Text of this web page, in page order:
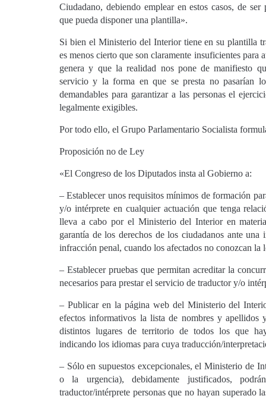
Ciudadano, debiendo emplear en estos casos, de
que pueda disponer una plantilla».
Si bien el Ministerio del Interior tiene en su plantilla
es menos cierto que son claramente insuficientes para
genera y que la realidad nos pone de manifiesto
servicio y la forma en que se presta no pasarían
demandables para garantizar a las personas el
legalmente exigibles.
Por todo ello, el Grupo Parlamentario Socialista
Proposición no de Ley
«El Congreso de los Diputados insta al Gobierno a:
– Establecer unos requisitos mínimos de formación
y/o intérprete en cualquier actuación que tenga
lleva a cabo por el Ministerio del Interior en
garantía de los derechos de los ciudadanos ante
infracción penal, cuando los afectados no conozcan la
– Establecer pruebas que permitan acreditar la
necesarios para prestar el servicio de traductor y/o
– Publicar en la página web del Ministerio del
efectos informativos la lista de nombres y apellidos
distintos lugares de territorio de todos los que
indicando los idiomas para cuya traducción/
– Sólo en supuestos excepcionales, el Ministerio de
o la urgencia), debidamente justificados,
traductor/intérprete personas que no hayan superado